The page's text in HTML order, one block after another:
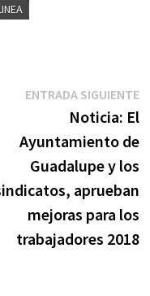
ENTRADA SIGUIENTE
Noticia: El
Ayuntamiento de
Guadalupe y los
aprueban
mejoras para los
trabajadores 2018